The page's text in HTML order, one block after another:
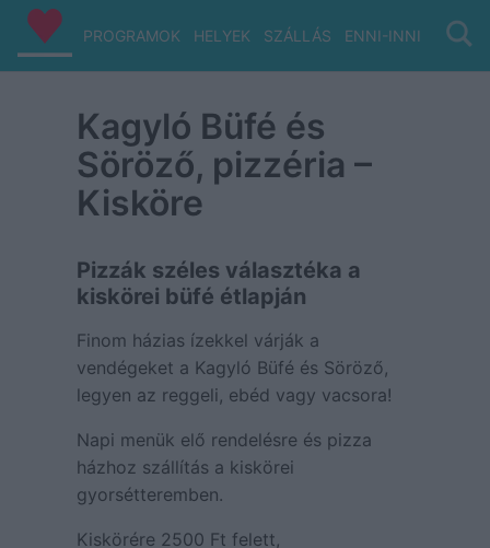
PROGRAMOK HELYEK SZÁLLÁS ENNI-INNI VIZ/
Kagyló Büfé és
Söröző, pizzéria –
Kisköre
Pizzák széles választéka a
kiskörei büfé étlapján
Finom házias ízekkel várják a
vendégeket a Kagyló Büfé és Söröző,
legyen az reggeli, ebéd vagy vacsora!
Napi menük elő rendelésre és pizza
házhoz szállítás a kiskörei
gyorsétteremben.
Kiskörére 2500 Ft felett,